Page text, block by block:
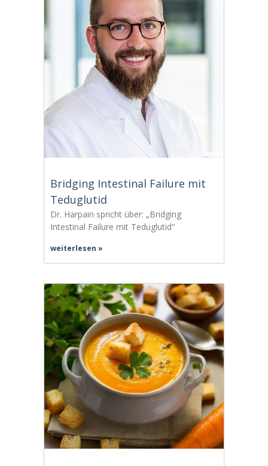
Bridging Intestinal Failure mit
Teduglutid
Dr. Harpain spricht über: „Bridging
Intestinal Failure mit Teduglutid“
weiterlesen »